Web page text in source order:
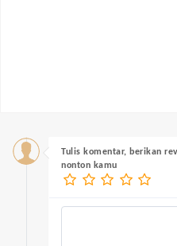
Tulis komentar, berikan
nonton kamu